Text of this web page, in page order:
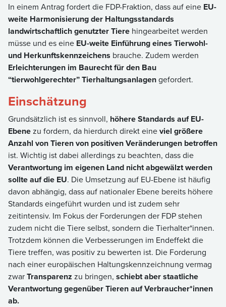
In einem Antrag fordert die FDP-Fraktion, dass auf eine EU-
weite Harmonisierung der Haltungsstandards
landwirtschaftlich genutzter Tiere hingearbeitet werden
müsse und es eine EU-weite Einführung eines Tierwohl-
und Herkunftskennzeichens brauche. Zudem werden
Erleichterungen im Baurecht für den Bau
“tierwohlgerechter” Tierhaltungsanlagengefordert.
Einschätzung
Grundsätzlich ist es sinnvoll, höhere Standards auf EU-
Ebenezu fordern, da hierdurch direkt eineviel größere
Anzahl von Tieren von positiven Veränderungen betroffen
ist. Wichtig ist dabei allerdings zu beachten, dass die
Verantwortung im eigenen Land nicht abgewälzt werden
sollte auf die EU. Die Umsetzung auf EU-Ebene ist häufig
davon abhängig, dass auf nationaler Ebene bereits höhere
Standards eingeführt wurden und ist zudem sehr
zeitintensiv. Im Fokus der Forderungen der FDP stehen
zudem nicht die Tiere selbst, sondern die Tierhalter*innen.
Trotzdem können die Verbesserungen im Endeffekt die
Tiere treffen, was positiv zu bewerten ist. Die Forderung
nach einer europäischen Haltungskennzeichnung vermag
zwarTransparenz zu bringen, schiebt aber staatliche
Verantwortung gegenüber Tieren auf Verbraucher*innen
ab.